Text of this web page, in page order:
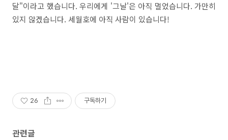
달"이라고 했습니다. 우리에게 '그날'은 아직 멀었습니다. 가만히
있지 않겠습니다. 세월호에 아직 사람이 있습니다!
26 구독하기
관련글